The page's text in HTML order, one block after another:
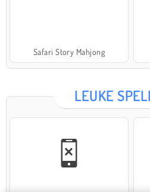
Safari Story Mahjong
LEUKE